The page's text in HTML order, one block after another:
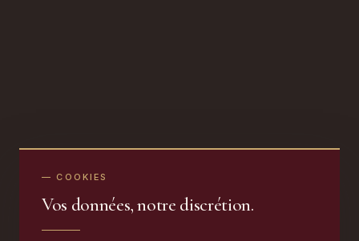
— COOKIES
Vos données, notre discrétion.